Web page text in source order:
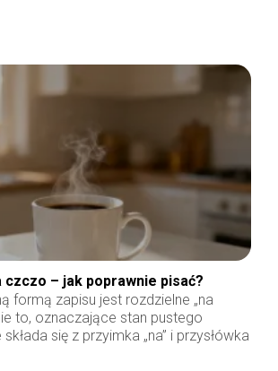
czczo – jak poprawnie pisać?
formą zapisu jest rozdzielne „na
to, oznaczające stan pustego
się z przyimka „na” i przysłówka